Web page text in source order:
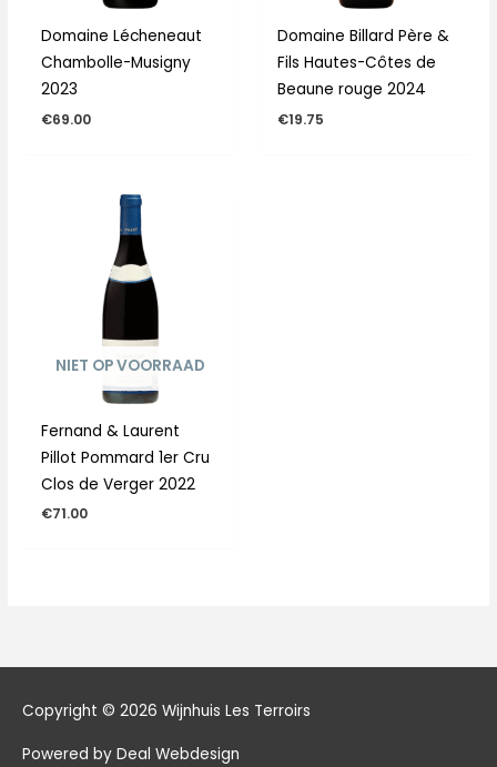
Domaine Lécheneaut
Chambolle-Musigny
2023
€69.00
Domaine Billard Père &
Fils Hautes-Côtes de
Beaune rouge 2024
€19.75
NIET OP VOORRAAD
Fernand & Laurent
Pillot Pommard 1er Cru
Clos de Verger 2022
€71.00
Copyright © 2026 Wijnhuis Les Terroirs
Powered by Deal Webdesign